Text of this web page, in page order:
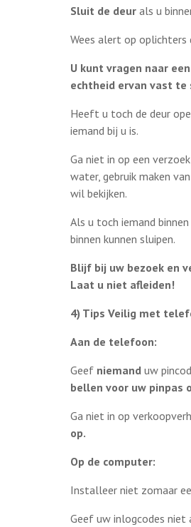
Sluit de deur als u
Wees alert op oplichters
U kunt vragen naar
echtheid ervan vast
Heeft u toch de deur
iemand bij u is.
Ga niet in op een
water, gebruik maken
wil bekijken.
Als u toch iemand
binnen kunnen sluipen.
Blijf bij uw bezoek en
Laat u niet afleiden!
4) Tips Veilig met
Aan de telefoon:
Geef niemand uw
bellen voor uw pinpas
Ga niet in op
op.
Op de computer:
Installeer niet zomaar
Geef uw inlogcodes niet